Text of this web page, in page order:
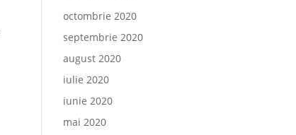
octombrie 2020
septembrie 2020
august 2020
iulie 2020
iunie 2020
mai 2020